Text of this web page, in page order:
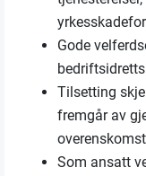
Gode
Tilsetting
fremgår av
Som ansatt